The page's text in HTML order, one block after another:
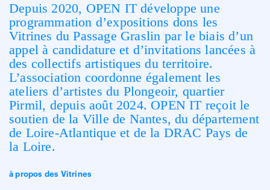
Depuis 2020, OPEN IT développe une
programmation d’expositions dons les
Vitrines du Passage Graslin par le biais d’un
appel à candidature et d’invitations lancées à
des collectifs artistiques du territoire.
L’association coordonne également les
ateliers d’artistes du Plongeoir, quartier
Pirmil, depuis août 2024. OPEN IT reçoit le
soutien de la Ville de Nantes, du département
de Loire-Atlantique et de la DRAC Pays de
la Loire.
à propos des Vitrines